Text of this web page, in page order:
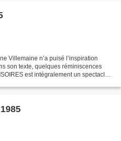
Villemaine n’a puisé l’inspiration
son texte, quelques réminiscences
est intégralement un spectacle